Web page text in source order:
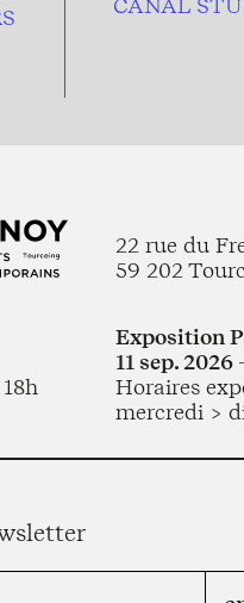
CANAL
22 rue du
59 202
Exposition
11 sep.
Horaires
mercredi >